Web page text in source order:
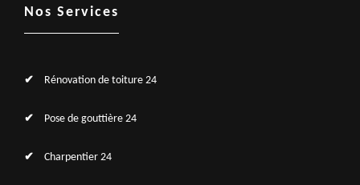
Nos Services
Rénovation de toiture 24
Pose de gouttière 24
Charpentier 24